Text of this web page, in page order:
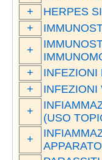
+
HERPES
+
+
+
INFEZIONI
+
INFEZIONI
+
(USO
+